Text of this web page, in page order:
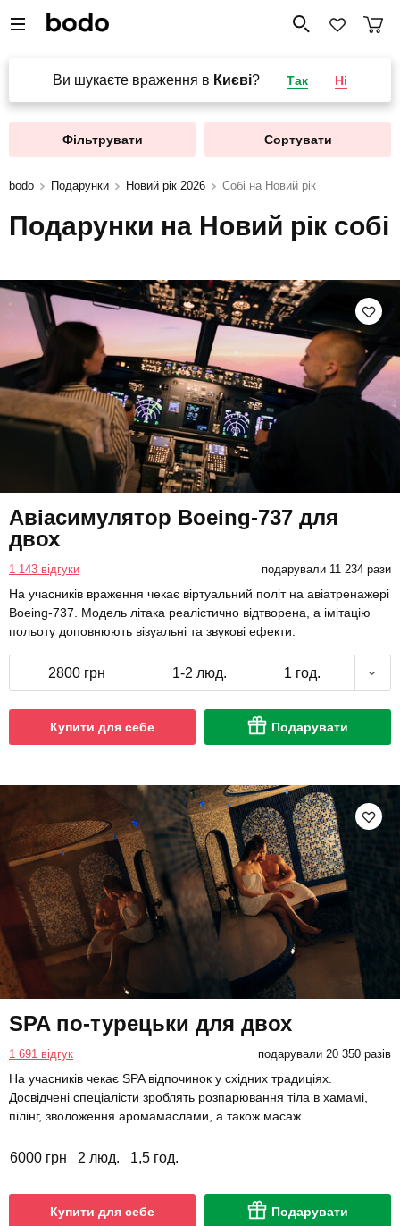
Ви шукаєте враження в Києві? Так Ні
Фільтрувати Сортувати
bodo Подарунки Новий рік 2026 Собі на Новий рік
Подарунки на Новий рік собі
Авіасимулятор Boeing-737 для
двох
1 143 відгуки подарували 11 234 рази
На учасників враження чекає віртуальний політ на авіатренажері
Boeing-737. Модель літака реалістично відтворена, а імітацію
польоту доповнюють візуальні та звукові ефекти.
2800 грн 1-2 люд. 1 год.
Купити для себе Подарувати
SPA по-турецьки для двох
1 691 відгук подарували 20 350 разів
На учасників чекає SPA відпочинок у східних традиціях.
Досвідчені спеціалісти зроблять розпарювання тіла в хамамі,
пілінг, зволоження аромамаслами, а також масаж.
6000 грн 2 люд. 1,5 год.
Купити для себе Подарувати